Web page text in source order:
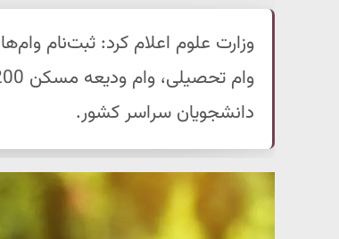
دانشجویان سراسر کشور.